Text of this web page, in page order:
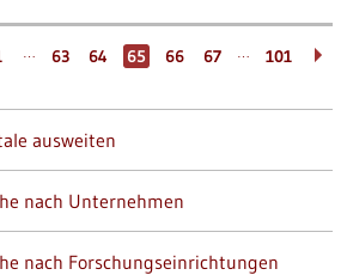
… 63 64 65 66 67 … 101
ausweiten
nach Unternehmen
nach Forschungseinrichtungen